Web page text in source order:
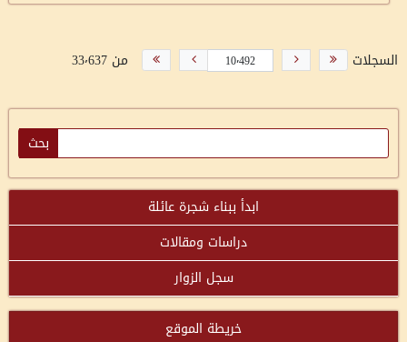
السجلات من 33٬637
ابدأ ببناء شجرة عائلة
دراسات ومقالات
سجل الزوار
خريطة الموقع